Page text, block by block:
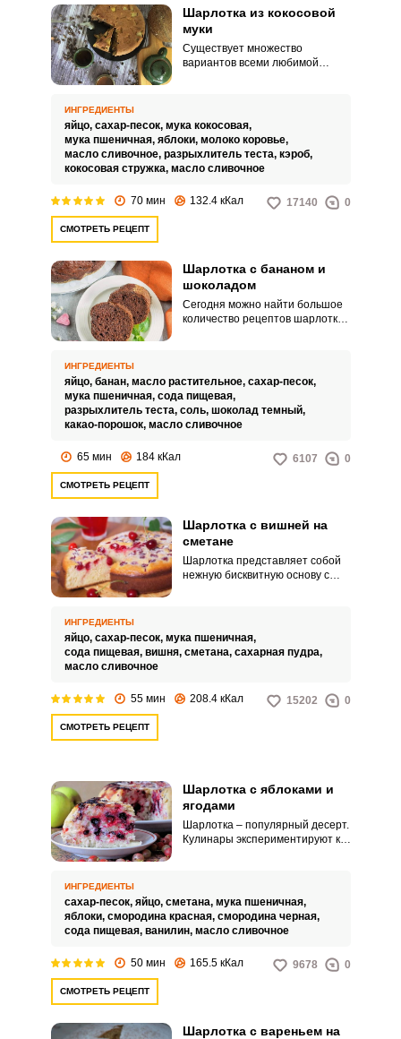
Шарлотка из кокосовой
муки
Существует множество
вариантов всеми любимой
открытием.
ИНГРЕДИЕНТЫ
яйцо, сахар-песок, мука кокосовая,
мука пшеничная, яблоки, молоко коровье,
масло сливочное, разрыхлитель теста, кэроб,
кокосовая стружка, масло сливочное
70 мин 132.4 кКал 17140 0
СМОТРЕТЬ РЕЦЕПТ
Шарлотка с бананом и
шоколадом
Сегодня можно найти большое
количество рецептов шарлотки.
ИНГРЕДИЕНТЫ
яйцо, банан, масло растительное, сахар-песок,
мука пшеничная, сода пищевая,
разрыхлитель теста, соль, шоколад темный,
какао-порошок, масло сливочное
65 мин 184 кКал 6107 0
СМОТРЕТЬ РЕЦЕПТ
Шарлотка с вишней на
сметане
Шарлотка представляет собой
нежную бисквитную основу с
ИНГРЕДИЕНТЫ
яйцо, сахар-песок, мука пшеничная,
сода пищевая, вишня, сметана, сахарная пудра,
масло сливочное
55 мин 208.4 кКал 15202 0
СМОТРЕТЬ РЕЦЕПТ
Шарлотка с яблоками и
ягодами
Шарлотка – популярный десерт.
Кулинары экспериментируют как
ИНГРЕДИЕНТЫ
сахар-песок, яйцо, сметана, мука пшеничная,
яблоки, смородина красная, смородина черная,
сода пищевая, ванилин, масло сливочное
50 мин 165.5 кКал 9678 0
СМОТРЕТЬ РЕЦЕПТ
Шарлотка с вареньем на